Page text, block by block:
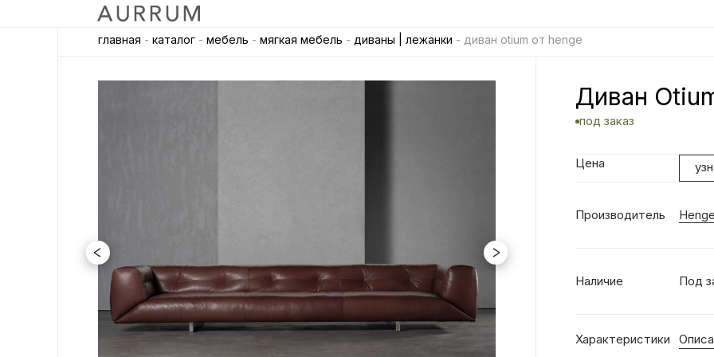
главная - каталог - мебель - мягкая мебель - диваны | лежанки - диван otium от henge
Диван
под заказ
Цена
Производитель Henge
Наличие Под
Характеристики